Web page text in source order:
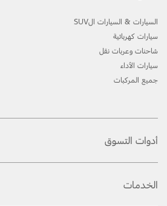
السيارات & السيارات الSUV
سيارات كهربائية
شاحنات وعربات نقل
سيارات الأداء
جميع المركبات
أدوات التسوق
الخدمات